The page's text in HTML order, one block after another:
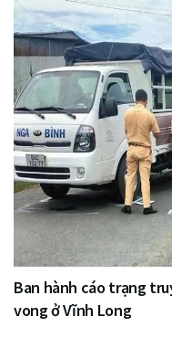
Ban hành cáo trạng
vong ở Vĩnh Long